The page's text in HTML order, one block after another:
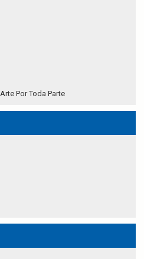
Por Toda Parte